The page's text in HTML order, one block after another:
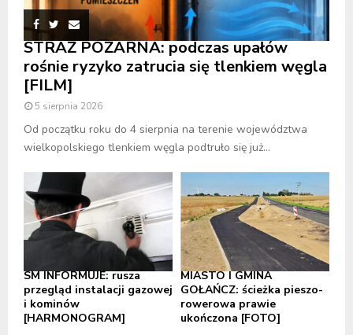
STRAŻ POŻARNA: podczas upałów
rośnie ryzyko zatrucia się tlenkiem węgla
[FILM]
5 sierpnia 2026
Od początku roku do 4 sierpnia na terenie województwa
wielkopolskiego tlenkiem węgla podtruło się już...
SM INFORMUJE: rusza
przegląd instalacji gazowej
i kominów
[HARMONOGRAM]
MIASTO I GMINA
GOŁAŃCZ: ścieżka pieszo-
rowerowa prawie
ukończona [FOTO]